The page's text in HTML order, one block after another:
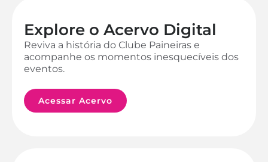
Explore o Acervo Digital
Reviva a história do Clube Paineiras e
acompanhe os momentos inesquecíveis dos
eventos.
Acessar Acervo